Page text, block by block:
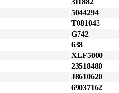
5044294
T081043
G742
638
XLF5000
23518480
J8610620
69037162